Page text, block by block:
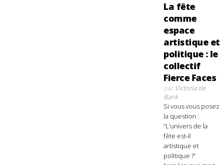
La fête
comme
espace
artistique et
politique : le
collectif
Fierce Faces
parVictoria de
Bank
Si vous vous posez
la question :
“L’univers de la
fête est-il
artistique et
politique ?”